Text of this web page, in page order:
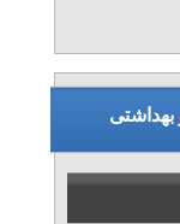
بهداشتی